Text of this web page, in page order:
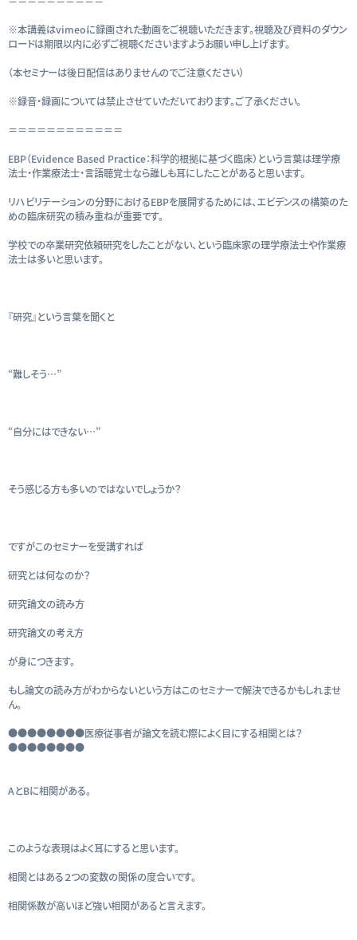
※本講義はvimeoに録画された動画をご視聴いただきます。視聴及び資料のダウン
ロードは期限以内に必ずご視聴くださいますようお願い申し上げます。
（本セミナーは後日配信はありませんのでご注意ください）
※録音・録画については禁止させていただいております。ご了承ください。
＝＝＝＝＝＝＝＝＝＝＝＝
EBP（Evidence Based Practice：科学的根拠に基づく臨床）という言葉は理学療
法士・作業療法士・言語聴覚士なら誰しも耳にしたことがあると思います。
リハビリテーションの分野におけるEBPを展開するためには、エビデンスの構築のた
めの臨床研究の積み重ねが重要です。
学校での卒業研究依頼研究をしたことがない、という臨床家の理学療法士や作業療
法士は多いと思います。
『研究』という言葉を聞くと
“難しそう…”
“自分にはできない…”
そう感じる方も多いのではないでしょうか？
ですがこのセミナーを受講すれば
研究とは何なのか？
研究論文の読み方
研究論文の考え方
が身につきます。
もし論文の読み方がわからないという方はこのセミナーで解決できるかもしれませ
ん。
●●●●●●●●医療従事者が論文を読む際によく目にする相関とは？
●●●●●●●●
AとBに相関がある。
このような表現はよく耳にすると思います。
相関とはある２つの変数の関係の度合いです。
相関係数が高いほど強い相関があると言えます。